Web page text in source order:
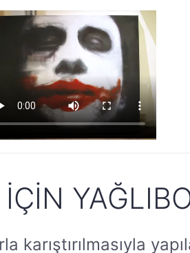
karıştırılmasıyla